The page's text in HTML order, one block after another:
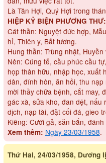
Là Tân Hợi, Quý Hợi trong
HIỆP KỶ BIỆN PHƯƠNG THƯ:
Cát thần: Nguyệt đức hợp,
hỉ, Thiên y, Bất tương.
Hung thần: Trùng nhật, Huyền
Nên: Cúng tế, cầu phúc cầu
họp thân hữu, nhập học, xuất
dân, đính hôn, ăn hỏi, thu
mời thầy chữa bệnh, cắt may,
gác xà, sửa kho, đan dệt, nấu
dịch, nạp tài, đặt cối đá, gieo
Kiêng: Cưới gả, săn bắn, đánh
Xem thêm: Ngày 23/03/1958.
Thứ Hai, 24/03/1958, Dương